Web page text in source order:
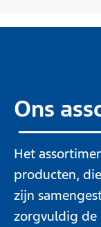
Ons
Het
producten,
zijn
zorgvuldig de